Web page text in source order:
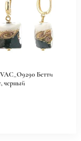
Бетти
черный